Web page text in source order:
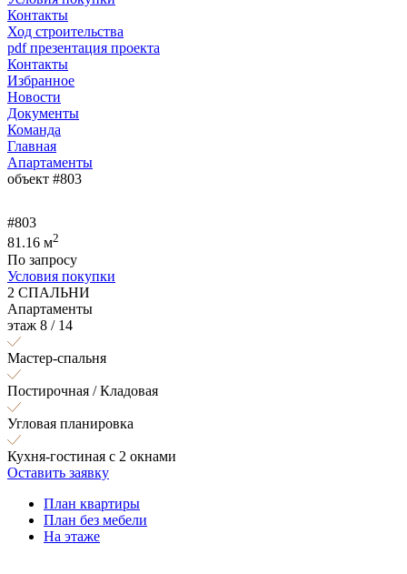
Контакты
Ход строительства
pdf презентация проекта
Контакты
Избранное
Новости
Документы
Команда
Главная
Апартаменты
объект #803
#803
81.16 м2
По запросу
Условия покупки
2 СПАЛЬНИ
Апартаменты
этаж 8 / 14
Мастер-спальня
Постирочная / Кладовая
Угловая планировка
Кухня-гостиная с 2 окнами
Оставить заявку
План квартиры
План без мебели
На этаже